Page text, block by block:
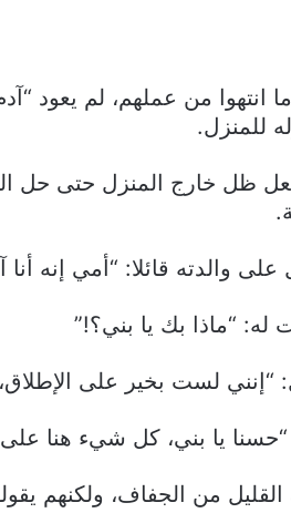
انتهوا من عملهم، لم
للمنزل.
ظل خارج المنزل حتى حل
والدته قائلا: “أمي إنه أنا
له: “ماذا بك يا بني؟!”
“إنني لست بخير على
“حسنا يا بني، كل شيء هنا
القليل من الجفاف، ولكنهم